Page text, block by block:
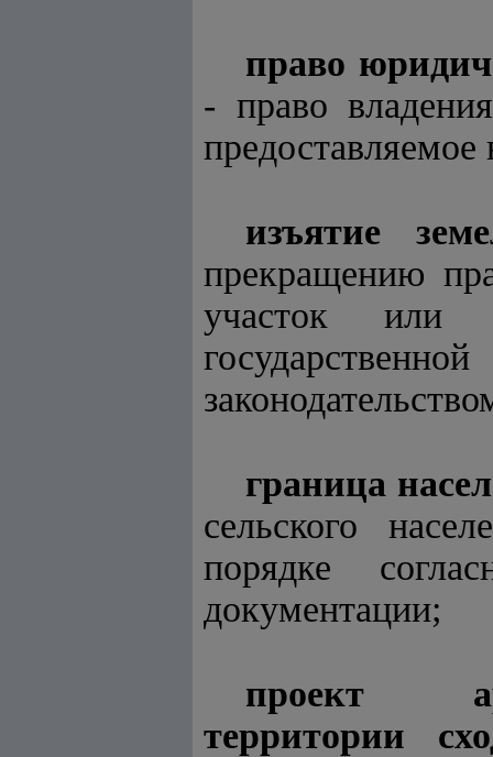
право
- право
изъятие
прекращению
участок или
граница
сельского
порядке
документации;
проект
территории